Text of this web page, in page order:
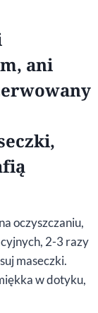
ani
oczyszczaniu,
2-3 razy
maseczki.
w dotyku,